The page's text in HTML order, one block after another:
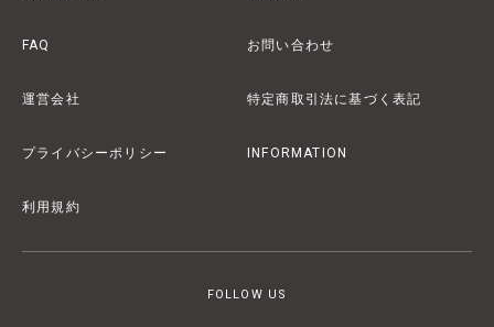
FAQ お問い合わせ
運営会社 特定商取引法に基づく表記
プライバシーポリシー INFORMATION
利用規約
FOLLOW US